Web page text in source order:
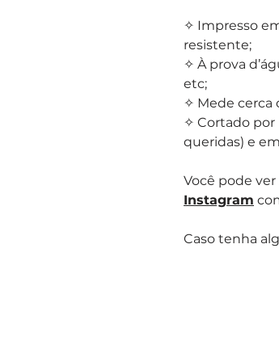
✧ Impresso
resistente;
✧ À prova
etc;
✧ Mede cerca
✧ Cortado por
queridas) e
Você pode
Instagram
Caso tenha